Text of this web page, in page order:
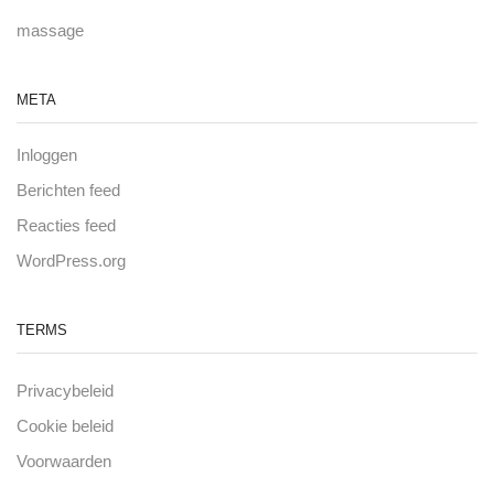
massage
META
Inloggen
Berichten feed
Reacties feed
WordPress.org
TERMS
Privacybeleid
Cookie beleid
Voorwaarden